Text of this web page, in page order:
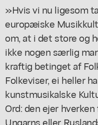
»Hvis vi nu ligesom
europæiske
om, at i det store og
ikke nogen særlig
kraftig betinget af
Folkeviser, ei heller
kunstmusikalske
Ord: den ejer
Ungarns eller